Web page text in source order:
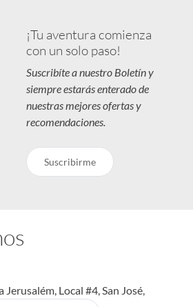
¡Tu aventura comienza
con un solo paso!
Suscribíte a nuestro Boletín y
siempre estarás enterado de
nuestras mejores ofertas y
recomendaciones.
Suscribirme
Jerusalém, Local #4, San José,